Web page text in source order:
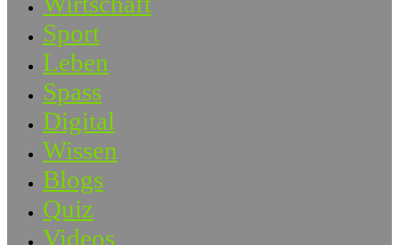
Sport
Leben
Spass
Digital
Wissen
Blogs
Quiz
Videos